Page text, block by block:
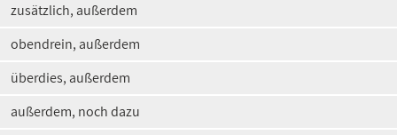
zusätzlich, außerdem
obendrein, außerdem
überdies, außerdem
außerdem, noch dazu